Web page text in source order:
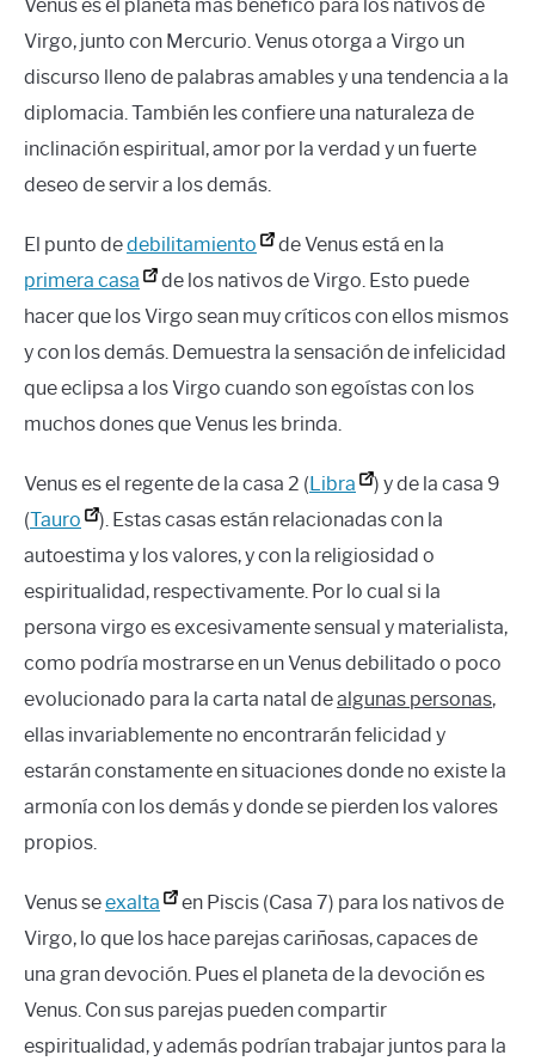
Venus es el planeta más benéfico para los nativos de
Virgo, junto con Mercurio. Venus otorga a Virgo un
discurso lleno de palabras amables y una tendencia a la
diplomacia. También les confiere una naturaleza de
inclinación espiritual, amor por la verdad y un fuerte
deseo de servir a los demás.
El punto dedebilitamiento
de Venus está en la
primera casa
de los nativos de Virgo. Esto puede
hacer que los Virgo sean muy críticos con ellos mismos
y con los demás. Demuestra la sensación de infelicidad
que eclipsa a los Virgo cuando son egoístas con los
muchos dones que Venus les brinda.
Venus es el regente de la casa 2 (Libra
) y de la casa 9
(Tauro
). Estas casas están relacionadas con la
autoestima y los valores, y con la religiosidad o
espiritualidad, respectivamente. Por lo cual si la
persona virgo es excesivamente sensual y materialista,
como podría mostrarse en un Venus debilitado o poco
evolucionado para la carta natal dealgunas personas,
ellas invariablemente no encontrarán felicidad y
estarán constamente en situaciones donde no existe la
armonía con los demás y donde se pierden los valores
propios.
Venus seexalta
en Piscis (Casa 7) para los nativos de
Virgo, lo que los hace parejas cariñosas, capaces de
una gran devoción. Pues el planeta de la devoción es
Venus. Con sus parejas pueden compartir
espiritualidad, y además podrían trabajar juntos para la